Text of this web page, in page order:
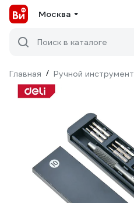
Москва
Поиск в каталоге
Главная / Ручной инструмент